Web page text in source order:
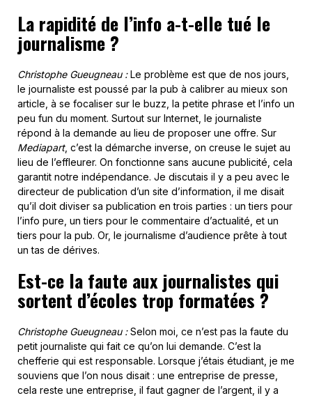
La rapidité de l’info a-t-elle tué le
journalisme ?
Christophe Gueugneau :Le problème est que de nos jours,
le journaliste est poussé par la pub à calibrer au mieux son
article, à se focaliser sur le buzz, la petite phrase et l’info un
peu fun du moment. Surtout sur Internet, le journaliste
répond à la demande au lieu de proposer une offre. Sur
Mediapart, c’est la démarche inverse, on creuse le sujet au
lieu de l’effleurer. On fonctionne sans aucune publicité, cela
garantit notre indépendance. Je discutais il y a peu avec le
directeur de publication d’un site d’information, il me disait
qu’il doit diviser sa publication en trois parties : un tiers pour
l’info pure, un tiers pour le commentaire d’actualité, et un
tiers pour la pub. Or, le journalisme d’audience prête à tout
un tas de dérives.
Est-ce la faute aux journalistes qui
sortent d’écoles trop formatées ?
Christophe Gueugneau :Selon moi, ce n’est pas la faute du
petit journaliste qui fait ce qu’on lui demande. C’est la
chefferie qui est responsable. Lorsque j’étais étudiant, je me
souviens que l’on nous disait : une entreprise de presse,
cela reste une entreprise, il faut gagner de l’argent, il y a